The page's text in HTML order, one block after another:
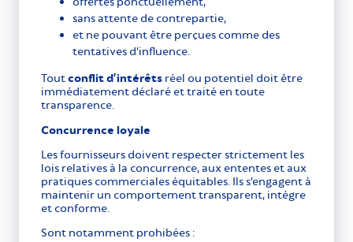
sans attente de contrepartie,
et ne pouvant être perçues comme des
tentatives d’influence.
Toutconflit d’intérêts réel ou potentiel doit être
immédiatement déclaré et traité en toute
transparence.
Concurrence loyale
Les fournisseurs doivent respecter strictement les
lois relatives à la concurrence, aux ententes et aux
pratiques commerciales équitables. Ils s’engagent à
maintenir un comportement transparent, intègre
et conforme.
Sont notamment prohibées :